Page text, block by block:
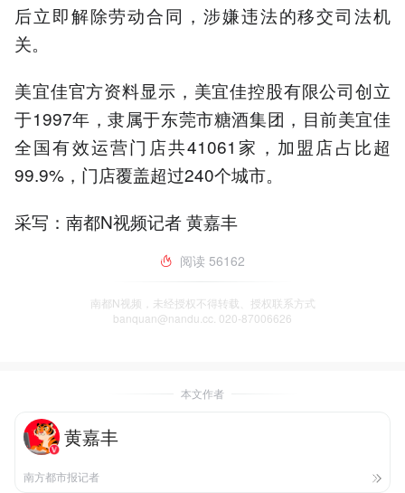
后立即解除劳动合同，涉嫌违法的移交司法机
关。
美宜佳官方资料显示，美宜佳控股有限公司创立
于1997年，隶属于东莞市糖酒集团，目前美宜佳
全国有效运营门店共41061家，加盟店占比超
99.9%，门店覆盖超过240个城市。
采写：南都N视频记者 黄嘉丰
阅读 56162
南都N视频，未经授权不得转载、授权联系方式
banquan@nandu.cc. 020-87006626
本文作者
黄嘉丰
南方都市报记者